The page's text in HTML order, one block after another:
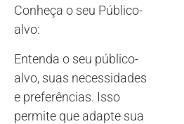
Conheça o seu Público-
alvo:
Entenda o seu público-
alvo, suas necessidades
e preferências. Isso
permite que adapte sua